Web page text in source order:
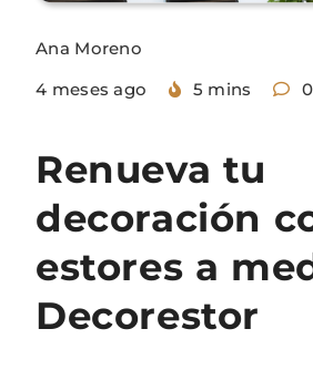
Ana Moreno
4 meses ago
5 mins 0
Renueva tu
decoración
estores a
Decorestor